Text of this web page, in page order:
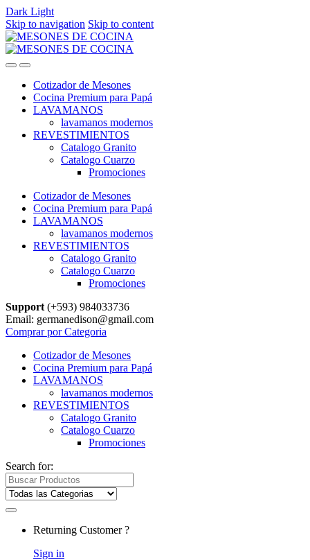
Dark Light
Skip to navigation Skip to content
Cotizador de Mesones
Cocina Premium para Papá
LAVAMANOS
lavamanos modernos
REVESTIMIENTOS
Catalogo Granito
Catalogo Cuarzo
Promociones
Cotizador de Mesones
Cocina Premium para Papá
LAVAMANOS
lavamanos modernos
REVESTIMIENTOS
Catalogo Granito
Catalogo Cuarzo
Promociones
Support (+593) 984033736
Email: germanedison@gmail.com
Comprar por Categoria
Cotizador de Mesones
Cocina Premium para Papá
LAVAMANOS
lavamanos modernos
REVESTIMIENTOS
Catalogo Granito
Catalogo Cuarzo
Promociones
Search for:
Returning Customer ?
Sign in